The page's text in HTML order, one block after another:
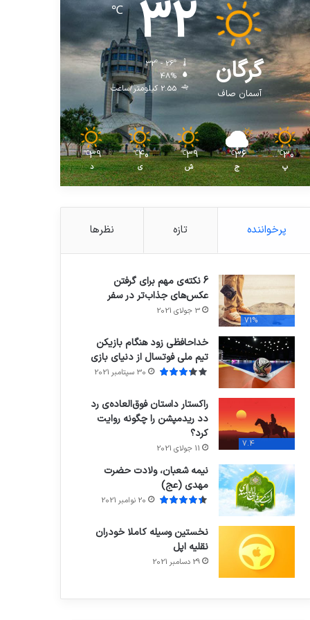
گرگان
آسمان صاف
32
℃
32º - 26º
48%
2.55 کیلومتر/ساعت
30
℃
پ
36
℃
ج
39
℃
ش
40
℃
ی
39
℃
د
پرخواننده تازه نظرها
71%
6 نکته‌ی مهم برای گرفتن
عکس‌های جذاب‌تر در سفر
3 جولای 2021
خداحافظی زود هنگام بازیکن
تیم ملی فوتسال از دنیای بازی
30 سپتامبر 2021
7.4
راکستار داستان فوق‌العاده‌ی رد
دد ریدمپشن را چگونه روایت
کرد؟
11 جولای 2021
نیمه شعبان، ولادت حضرت
مهدی (عج)
20 نوامبر 2021
نخستین وسیله کاملا خودران
نقلیه اپل
29 دسامبر 2021